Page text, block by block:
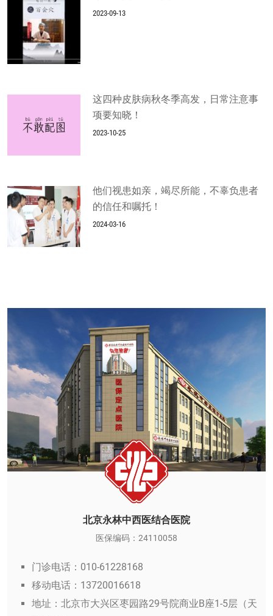
2023-09-13
这四种皮肤病秋冬季高发，日常注意事
项要知晓！
2023-10-25
他们视患如亲，竭尽所能，不辜负患者
的信任和嘱托！
2024-03-16
北京永林中西医结合医院
医保编码：24110058
门诊电话：010-61228168
移动电话：13720016618
地址：北京市大兴区枣园路29号院商业B座1-5层（天